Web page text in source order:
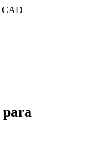
CAD
para